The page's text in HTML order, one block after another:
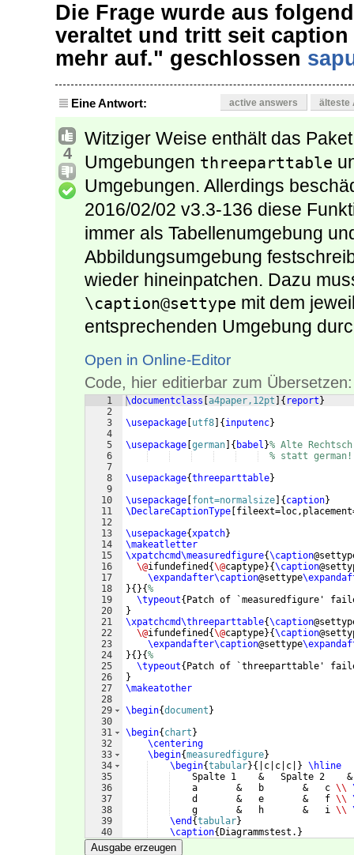
Die Frage wurde aus
veraltet und tritt seit caption
mehr auf." geschlossen
Eine Antwort: active answers älteste
4
Witziger Weise enthält das
Umgebungen threeparttable
Umgebungen. Allerdings
2016/02/02 v3.3-136 diese
immer als Tabellenumgebung
Abbildungsumgebung
wieder hineinpatchen. Dazu
\caption@settype mit dem
entsprechenden Umgebung
Open in Online-Editor
Code, hier editierbar zum Übersetzen:
1
2
3
4
5
6
7
8
9
10
11
12
13
14
15
16
17
18
19
20
21
22
23
24
25
26
27
28
29
30
31
32
33
34
35
36
37
38
39
40
41
\documentclass a4paper,12pt { report }
\usepackage utf8 { inputenc}
\usepackage german { babel }% Alte
% statt german!
\usepackage{threeparttable}
\usepackage font=normalsize { caption}
\DeclareCaptionType
\usepackage{xpatch}
\makeatletter
\xpatchcmd\measuredfigure{\caption
\@ifundefined {\@captype}{\caption
\expandafter\caption@settype
}{ }{%
\typeout{ Patch of `measuredfigure'
}
\xpatchcmd\threeparttable{\caption
\@ifundefined {\@captype}{\caption
\expandafter\caption@settype
}{ }{%
\typeout{ Patch of `threeparttable'
}
\makeatother
\begin{document }
\begin{ chart }
\centering
\begin{measuredfigure}
\begin{tabular}{ |c|c|c| } \hline
Spalte 1    &   Spalte 2
    a       &   b       &   c
\\
    d       &   e       &   f
\\
    g       &   h       &   i
\\
\end {tabular}
\caption{ Diagrammstest. }
\end{measuredfigure
Ausgabe erzeugen